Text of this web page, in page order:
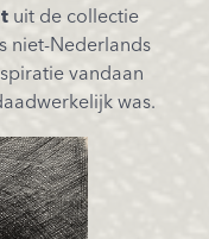
uit de collectie
niet-Nederlands
vandaan
was.